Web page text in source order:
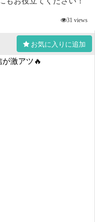
31 views
お気に入りに追加
激アツ🔥